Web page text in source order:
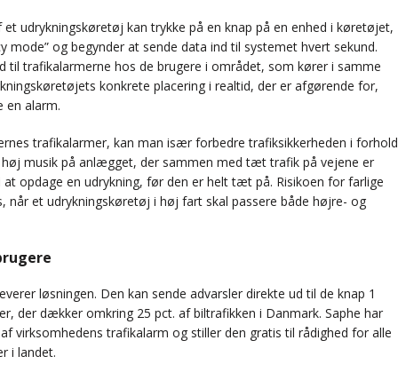
udrykningskøretøj kan trykke på en knap på en enhed i køretøjet,
mode” og begynder at sende data ind til systemet hvert sekund.
til trafikalarmerne hos de brugere i området, som kører i samme
konkrete placering i realtid, der er afgørende for,
en alarm.
trafikalarmer, kan man især forbedre trafiksikkerheden i forhold
musik på anlægget, der sammen med tæt trafik på vejene er
opdage en udrykning, før den er helt tæt på. Risikoen for farlige
når et udrykningskøretøj i høj fart skal passere både højre- og
løsningen. Den kan sende advarsler direkte ud til de knap 1
der dækker omkring 25 pct. af biltrafikken i Danmark. Saphe har
virksomhedens trafikalarm og stiller den gratis til rådighed for alle
i landet.